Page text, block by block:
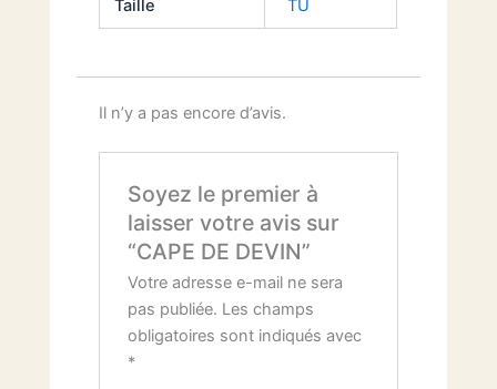
Taille TU
Il n’y a pas encore d’avis.
Soyez le premier à
laisser votre avis sur
“CAPE DE DEVIN”
Votre adresse e-mail ne sera
pas publiée. Les champs
obligatoires sont indiqués avec
*